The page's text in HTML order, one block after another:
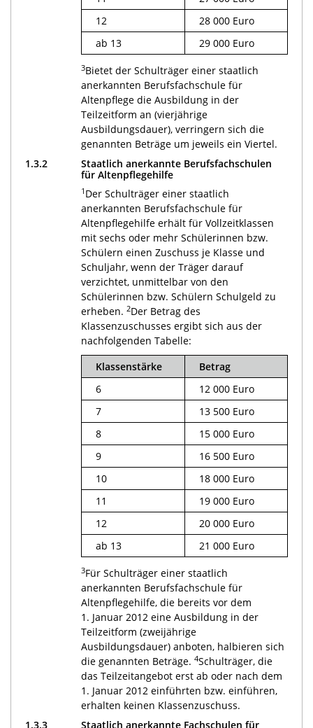
12
28 000 Euro
ab 13
29 000 Euro
3Bietet der Schulträger einer staatlich
anerkannten Berufsfachschule für
Altenpflege die Ausbildung in der
Teilzeitform an (vierjährige
Ausbildungsdauer), verringern sich die
genannten Beträge um jeweils ein Viertel.
1.3.2
Staatlich anerkannte Berufsfachschulen
für Altenpflegehilfe
1 Der Schulträger einer staatlich
anerkannten Berufsfachschule für
Altenpflegehilfe erhält für Vollzeitklassen
mit sechs oder mehr Schülerinnen bzw.
Schülern einen Zuschuss je Klasse und
Schuljahr, wenn der Träger darauf
verzichtet, unmittelbar von den
Schülerinnen bzw. Schülern Schulgeld zu
erheben. 2Der Betrag des
Klassenzuschusses ergibt sich aus der
nachfolgenden Tabelle:
Klassenstärke
Betrag
6
12 000 Euro
7
13 500 Euro
8
15 000 Euro
9
16 500 Euro
10
18 000 Euro
11
19 000 Euro
12
20 000 Euro
ab 13
21 000 Euro
3Für Schulträger einer staatlich
anerkannten Berufsfachschule für
Altenpflegehilfe, die bereits vor dem
1. Januar 2012 eine Ausbildung in der
Teilzeitform (zweijährige
Ausbildungsdauer) anboten, halbieren sich
die genannten Beträge. 4Schulträger, die
das Teilzeitangebot erst ab oder nach dem
1. Januar 2012 einführten bzw. einführen,
erhalten keinen Klassenzuschuss.
1.3.3
Staatlich anerkannte Fachschulen für